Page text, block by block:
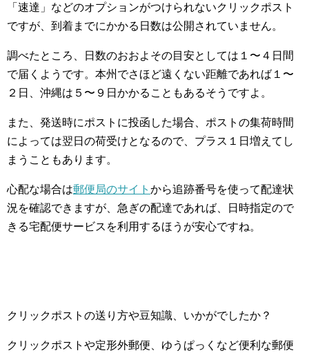
「速達」などのオプションがつけられないクリックポスト
ですが、到着までにかかる日数は公開されていません。
調べたところ、日数のおおよその目安としては１〜４日間
で届くようです。本州でさほど遠くない距離であれば１〜
２日、沖縄は５〜９日かかることもあるそうですよ。
また、発送時にポストに投函した場合、ポストの集荷時間
によっては翌日の荷受けとなるので、プラス１日増えてし
まうこともあります。
心配な場合は郵便局のサイト から追跡番号を使って配達状
況を確認できますが、急ぎの配達であれば、日時指定ので
きる宅配便サービスを利用するほうが安心ですね。
クリックポストの送り方や豆知識、いかがでしたか？
クリックポストや定形外郵便、ゆうぱっくなど便利な郵便